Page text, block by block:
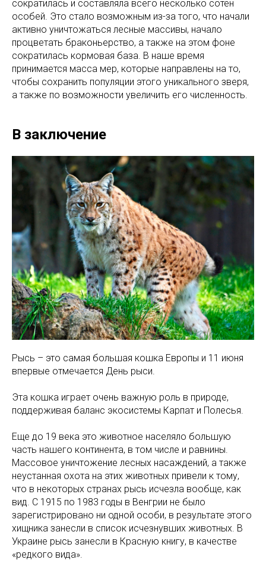
сократилась и составляла всего несколько сотен
особей. Это стало возможным из-за того, что начали
активно уничтожаться лесные массивы, начало
процветать браконьерство, а также на этом фоне
сократилась кормовая база. В наше время
принимается масса мер, которые направлены на то,
чтобы сохранить популяции этого уникального зверя,
а также по возможности увеличить его численность.
В заключение
Рысь – это самая большая кошка Европы и 11 июня
впервые отмечается День рыси.
Эта кошка играет очень важную роль в природе,
поддерживая баланс экосистемы Карпат и Полесья.
Еще до 19 века это животное населяло большую
часть нашего континента, в том числе и равнины.
Массовое уничтожение лесных насаждений, а также
неустанная охота на этих животных привели к тому,
что в некоторых странах рысь исчезла вообще, как
вид. С 1915 по 1983 годы в Венгрии не было
зарегистрировано ни одной особи, в результате этого
хищника занесли в список исчезнувших животных. В
Украине рысь занесли в Красную книгу, в качестве
«редкого вида».